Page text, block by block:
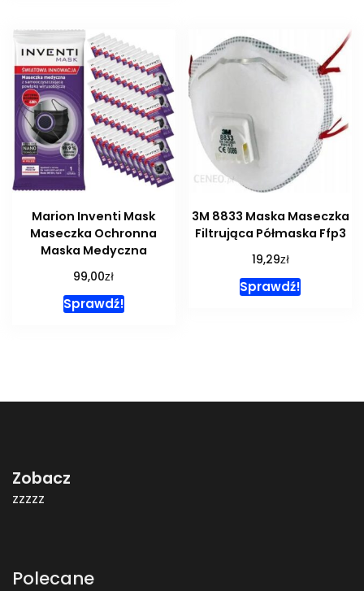
Marion Inventi Mask
Maseczka Ochronna
Maska Medyczna
99,00zł
Sprawdź!
3M 8833 Maska Maseczka
Filtrująca Półmaska Ffp3
19,29zł
Sprawdź!
Zobacz
zzzzz
Polecane